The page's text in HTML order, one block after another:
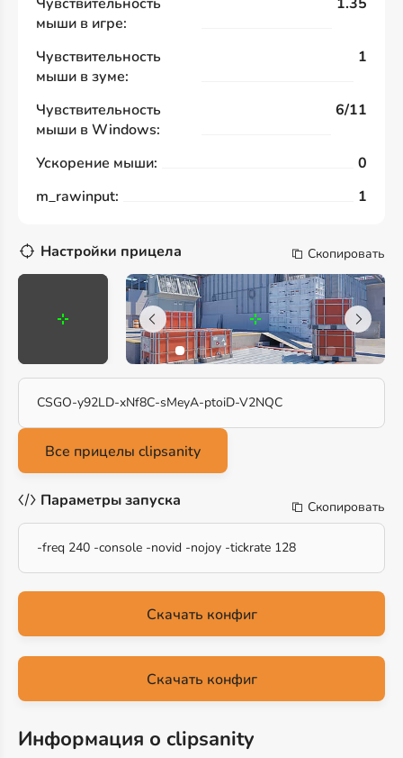
мыши в игре:
Чувствительность
мыши в зуме:
1
Чувствительность
мыши в Windows:
6/11
Ускорение мыши:
0
m_rawinput:
1
Настройки прицела Скопировать
CSGO-y92LD-xNf8C-sMeyA-ptoiD-V2NQC
Параметры запуска Скопировать
-freq 240 -console -novid -nojoy -tickrate 128
Скачать конфиг
Скачать конфиг
Информация о clipsanity